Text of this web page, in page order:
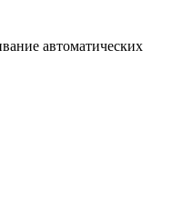
автоматических